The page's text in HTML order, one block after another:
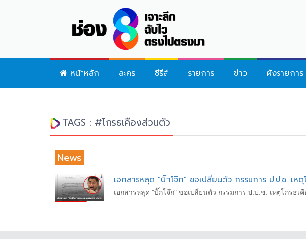
หน้าหลัก ละคร ซีรีส์ รายการ ข่าว ผังรายการ
TAGS : #โกรธเคืองส่วนตัว
News
เอกสารหลุด "บิ๊กโจ๊ก" ขอเปลี่ยนตัว กรรมการ ป.ป.ช. เหตุ
เอกสารหลุด "บิ๊กโจ๊ก" ขอเปลี่ยนตัว กรรมการ ป.ป.ช. เหตุโกรธเ